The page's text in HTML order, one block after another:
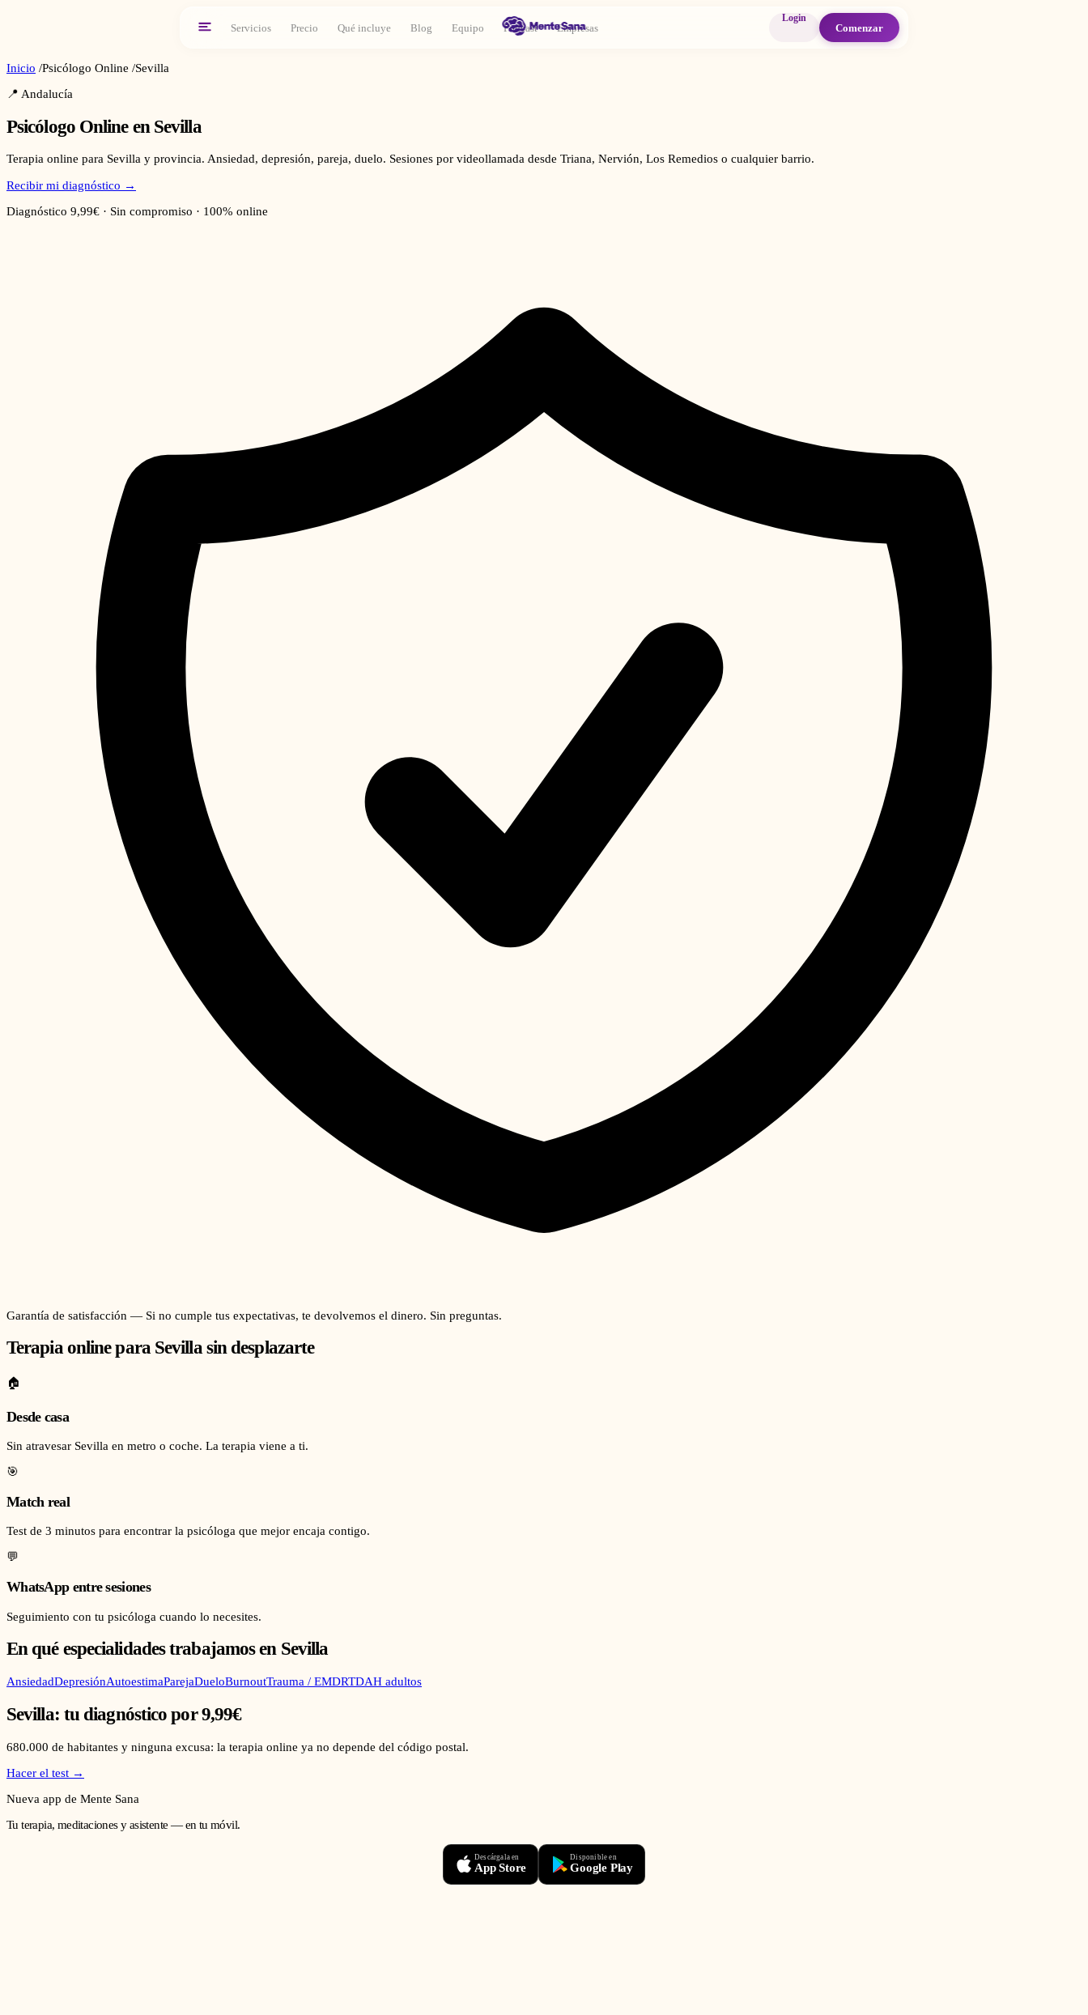
Servicios Precio Qué incluye Blog Equipo Podcast Empresas
Login
Comenzar
Inicio /Psicólogo Online /Sevilla
📍 Andalucía
Psicólogo Online en Sevilla
Terapia online para Sevilla y provincia. Ansiedad, depresión, pareja, duelo. Sesiones por videollamada desde Triana, Nervión, Los Remedios o cualquier barrio.
Recibir mi diagnóstico →
Diagnóstico 9,99€ · Sin compromiso · 100% online
Garantía de satisfacción — Si no cumple tus expectativas, te devolvemos el dinero. Sin preguntas.
Terapia online para Sevillasin desplazarte
🏠
Desde casa
Sin atravesar Sevilla en metro o coche. La terapia viene a ti.
🎯
Match real
Test de 3 minutos para encontrar la psicóloga que mejor encaja contigo.
💬
WhatsApp entre sesiones
Seguimiento con tu psicóloga cuando lo necesites.
En qué especialidades trabajamos en Sevilla
AnsiedadDepresiónAutoestimaParejaDueloBurnoutTrauma / EMDRTDAH adultos
Sevilla: tu diagnóstico por 9,99€
680.000 de habitantes y ninguna excusa: la terapia online ya no depende del código postal.
Hacer el test →
Nueva app de Mente Sana
Tu terapia, meditaciones y asistente — en tu móvil.
Descárgala en
App Store
Disponible en
Google Play